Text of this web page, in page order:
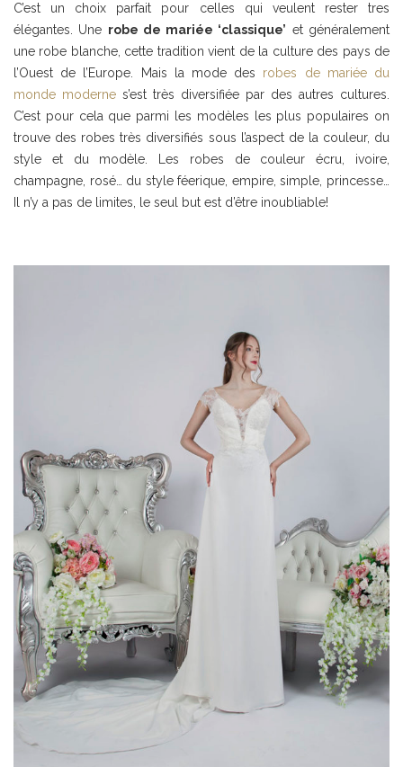
C’est un choix parfait pour celles qui veulent rester tres
élégantes. Une robe de mariée ‘classique’ et généralement
une robe blanche, cette tradition vient de la culture des pays de
l’Ouest de l’Europe. Mais la mode des robes de mariée du
monde moderne s’est très diversifiée par des autres cultures.
C’est pour cela que parmi les modèles les plus populaires on
trouve des robes très diversifiés sous l’aspect de la couleur, du
style et du modèle. Les robes de couleur écru, ivoire,
champagne, rosé… du style féerique, empire, simple, princesse…
Il n’y a pas de limites, le seul but est d’être inoubliable!